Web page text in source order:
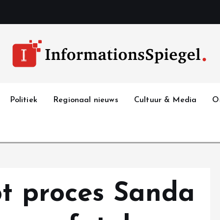
Politiek Regionaal nieuws Cultuur & Media
proces Sanda